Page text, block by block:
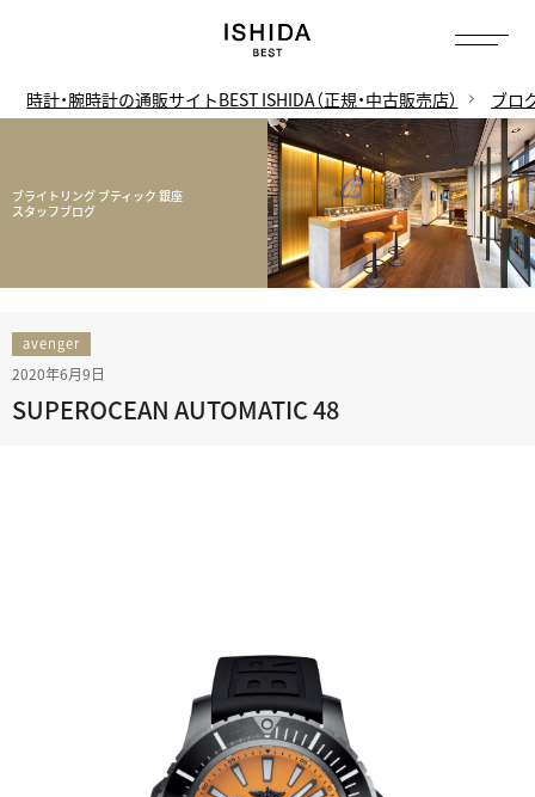
時計・腕時計の通販サイトBEST ISHIDA（正規・中古販売店） ブロ
ブライトリング ブティック 銀座
スタッフブログ
avenger
2020年6月9日
SUPEROCEAN AUTOMATIC 48